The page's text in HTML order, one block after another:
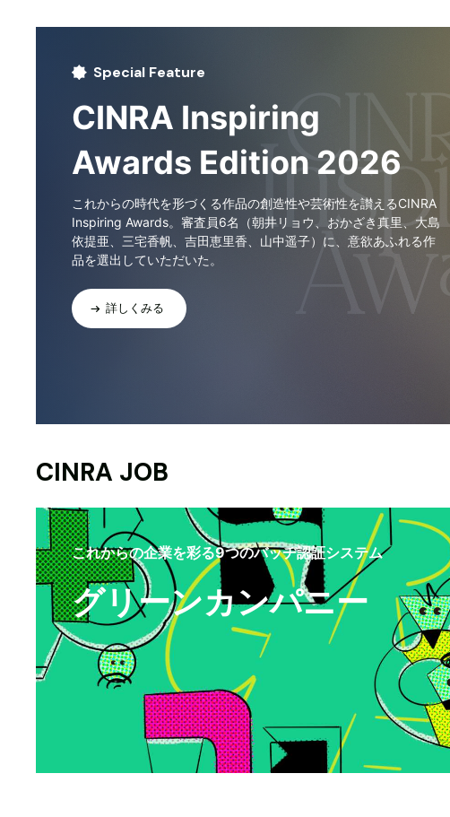
Special Feature
CINRA Inspiring
Awards Edition 2026
これからの時代を形づくる作品の創造性や芸術性を讃えるCINRA
Inspiring Awards。審査員6名（朝井リョウ、おかざき真里、大島
依提亜、三宅香帆、吉田恵里香、山中遥子）に、意欲あふれる作
品を選出していただいた。
詳しくみる
CINRA JOB
これからの企業を彩る9つのバッヂ認証システム
グリーンカンパニー